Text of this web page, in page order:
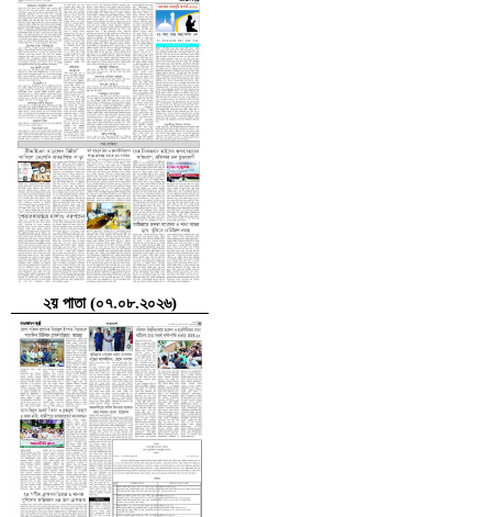
২য় পাতা (০৭.০৮.২০২৬)